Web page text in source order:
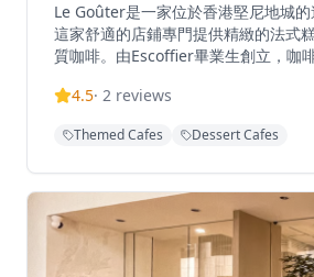
Le Goûter是一家位於香港堅尼地城的
這家舒適的店鋪專門提供精緻的法式
質咖啡。由Escoffier畢業生創立，咖
作。憑藉其溫馨的氛圍和對細節的關
三至週日上午11點至晚上7點，這顆隱
4.5· 2 reviews
Themed Cafes Dessert Cafes